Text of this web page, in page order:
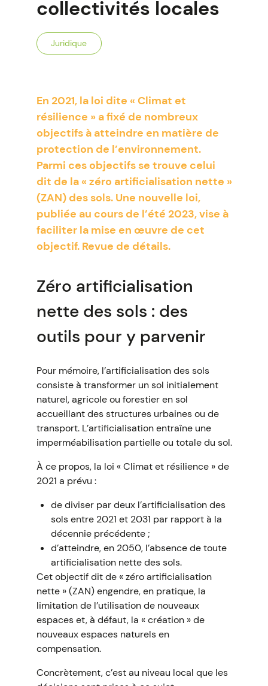
collectivités locales
Juridique
En 2021, la loi dite « Climat et
résilience » a fixé de nombreux
objectifs à atteindre en matière de
protection de l’environnement.
Parmi ces objectifs se trouve celui
dit de la « zéro artificialisation nette »
(ZAN) des sols. Une nouvelle loi,
publiée au cours de l’été 2023, vise à
faciliter la mise en œuvre de cet
objectif. Revue de détails.
Zéro artificialisation
nette des sols : des
outils pour y parvenir
Pour mémoire, l’artificialisation des sols
consiste à transformer un sol initialement
naturel, agricole ou forestier en sol
accueillant des structures urbaines ou de
transport. L’artificialisation entraîne une
imperméabilisation partielle ou totale du sol.
À ce propos, la loi « Climat et résilience » de
2021 a prévu :
de diviser par deux l’artificialisation des
sols entre 2021 et 2031 par rapport à la
décennie précédente ;
d’atteindre, en 2050, l’absence de toute
artificialisation nette des sols.
Cet objectif dit de « zéro artificialisation
nette » (ZAN) engendre, en pratique, la
limitation de l’utilisation de nouveaux
espaces et, à défaut, la « création » de
nouveaux espaces naturels en
compensation.
Concrètement, c’est au niveau local que les